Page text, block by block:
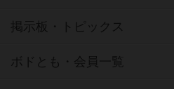
掲示板・トピックス
ボドとも・会員一覧